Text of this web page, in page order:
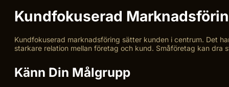
Kundfokuserad
Kundfokuserad marknadsföring sätter kunden i centrum. Det
starkare relation mellan företag och kund. Småföretag kan
Känn Din Målgrupp